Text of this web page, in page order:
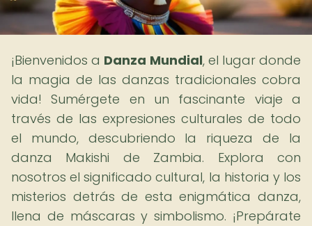
¡Bienvenidos a Danza Mundial, el lugar donde
la magia de las danzas tradicionales cobra
vida! Sumérgete en un fascinante viaje a
través de las expresiones culturales de todo
el mundo, descubriendo la riqueza de la
danza Makishi de Zambia. Explora con
nosotros el significado cultural, la historia y los
misterios detrás de esta enigmática danza,
llena de máscaras y simbolismo. ¡Prepárate